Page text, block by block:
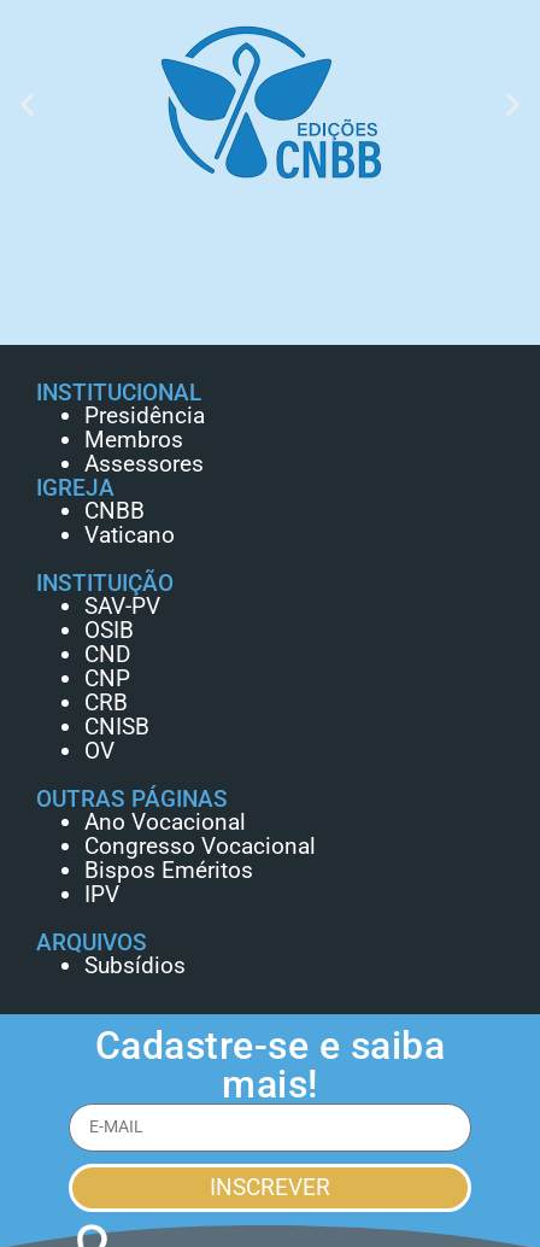
INSTITUCIONAL
Presidência
Membros
Assessores
IGREJA
CNBB
Vaticano
INSTITUIÇÃO
SAV-PV
OSIB
CND
CNP
CRB
CNISB
OV
OUTRAS PÁGINAS
Ano Vocacional
Congresso Vocacional
Bispos Eméritos
IPV
ARQUIVOS
Subsídios
Cadastre-se e saiba
mais!
INSCREVER